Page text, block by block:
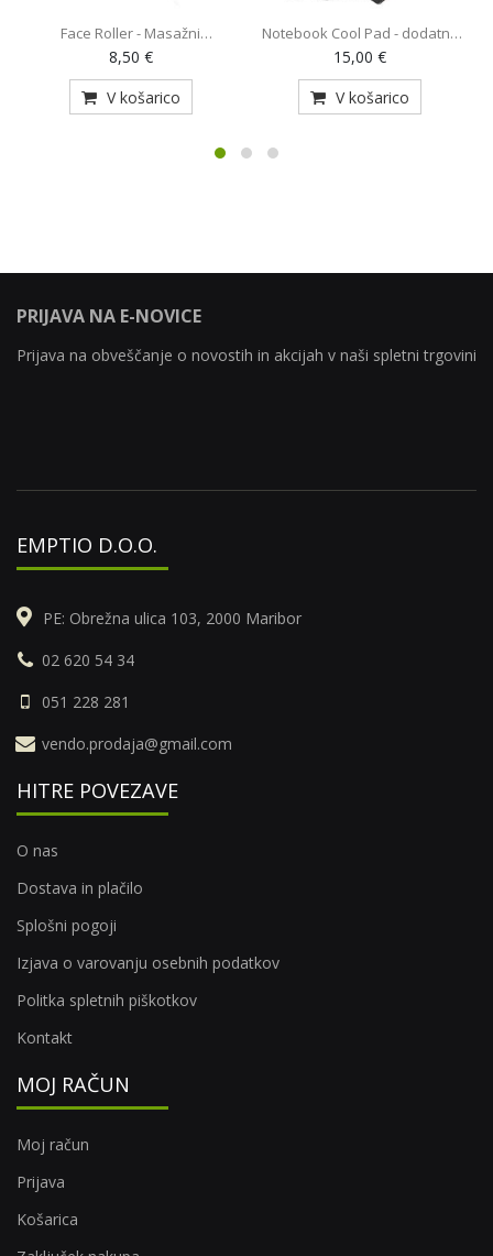
Face Roller - Masažni
pripomoček (AE-820)
8,50 €
V košarico
Notebook Cool Pad - dodatno
hlajenje za prenosnik z 2
ventilatorjema (MY-128)
15,00 €
V košarico
PRIJAVA NA E-NOVICE
Prijava na obveščanje o novostih in akcijah v naši spletni trgovini
EMPTIO D.O.O.
PE: Obrežna ulica 103, 2000 Maribor
02 620 54 34
051 228 281
vendo.prodaja@gmail.com
HITRE POVEZAVE
O nas
Dostava in plačilo
Splošni pogoji
Izjava o varovanju osebnih podatkov
Politka spletnih piškotkov
Kontakt
MOJ RAČUN
Moj račun
Prijava
Košarica